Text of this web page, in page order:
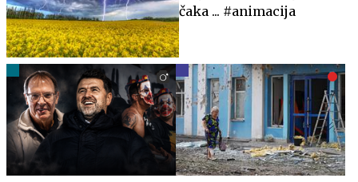
čaka ... #animacija